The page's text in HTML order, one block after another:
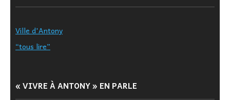
Ville d'Antony
“tous lire”
« VIVRE À ANTONY » EN PARLE